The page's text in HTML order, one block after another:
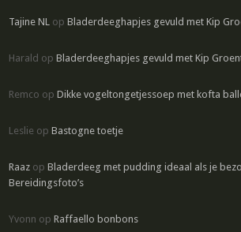
Tajine NL opBladerdeeghapjes gevuld met Kip
Harald opBladerdeeghapjes gevuld met Kip
Remco opDikke vogeltongetjessoep met kofta
Leslie opBastogne toetje
Raaz opBladerdeeg met pudding ideaal als je
Bereidingsfoto’s
Yvonn opRaffaello bonbons